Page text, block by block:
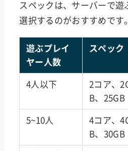
スペックは、サーバーで遊
選択するのがおすすめです
遊ぶプレイ
ヤー人数
スペック
4人以下
2コア、
B、25GB
5~10人
4コア、
B、30GB